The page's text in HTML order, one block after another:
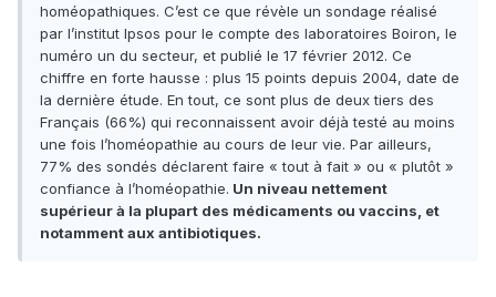
homéopathiques. C’est ce que révèle un sondage réalisé
par l’institut Ipsos pour le compte des laboratoires Boiron, le
numéro un du secteur, et publié le 17 février 2012. Ce
chiffre en forte hausse : plus 15 points depuis 2004, date de
la dernière étude. En tout, ce sont plus de deux tiers des
Français (66%) qui reconnaissent avoir déjà testé au moins
une fois l’homéopathie au cours de leur vie. Par ailleurs,
77% des sondés déclarent faire « tout à fait » ou « plutôt »
confiance à l’homéopathie. Un niveau nettement
supérieur à la plupart des médicaments ou vaccins, et
notamment aux antibiotiques.